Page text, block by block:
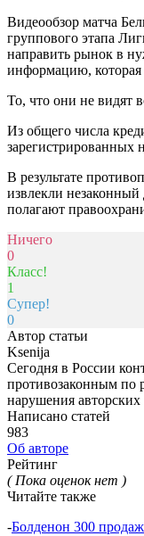
Видеообзор матча
группового этапа
направить рынок в
информацию,
То, что они не видят
Из общего числа
зарегистрированных
В результате
извлекли
полагают
Ничего
0
Класс!
1
Супер!
0
Автор статьи
Ksenija
Сегодня в России
противозаконным по
нарушения авторских
Написано статей
983
Об авторе
Рейтинг
( Пока оценок нет )
Читайте также
-Болденон 300